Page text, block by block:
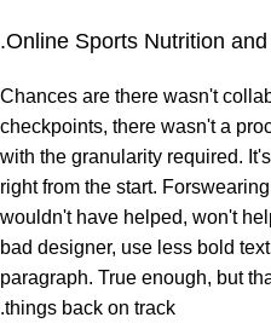
Online Sports Nutrition
Chances are there wasn't
checkpoints, there wasn't a
with the granularity required.
right from the start.
wouldn't have helped, won't
bad designer, use less bold
paragraph. True enough, but
things back on track.